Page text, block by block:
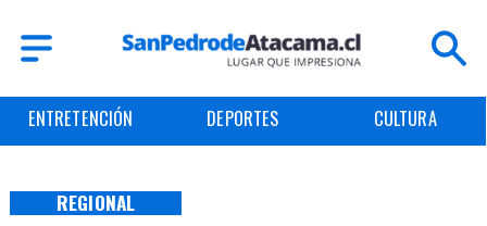
DEPORTES CULTURA
REGIONAL